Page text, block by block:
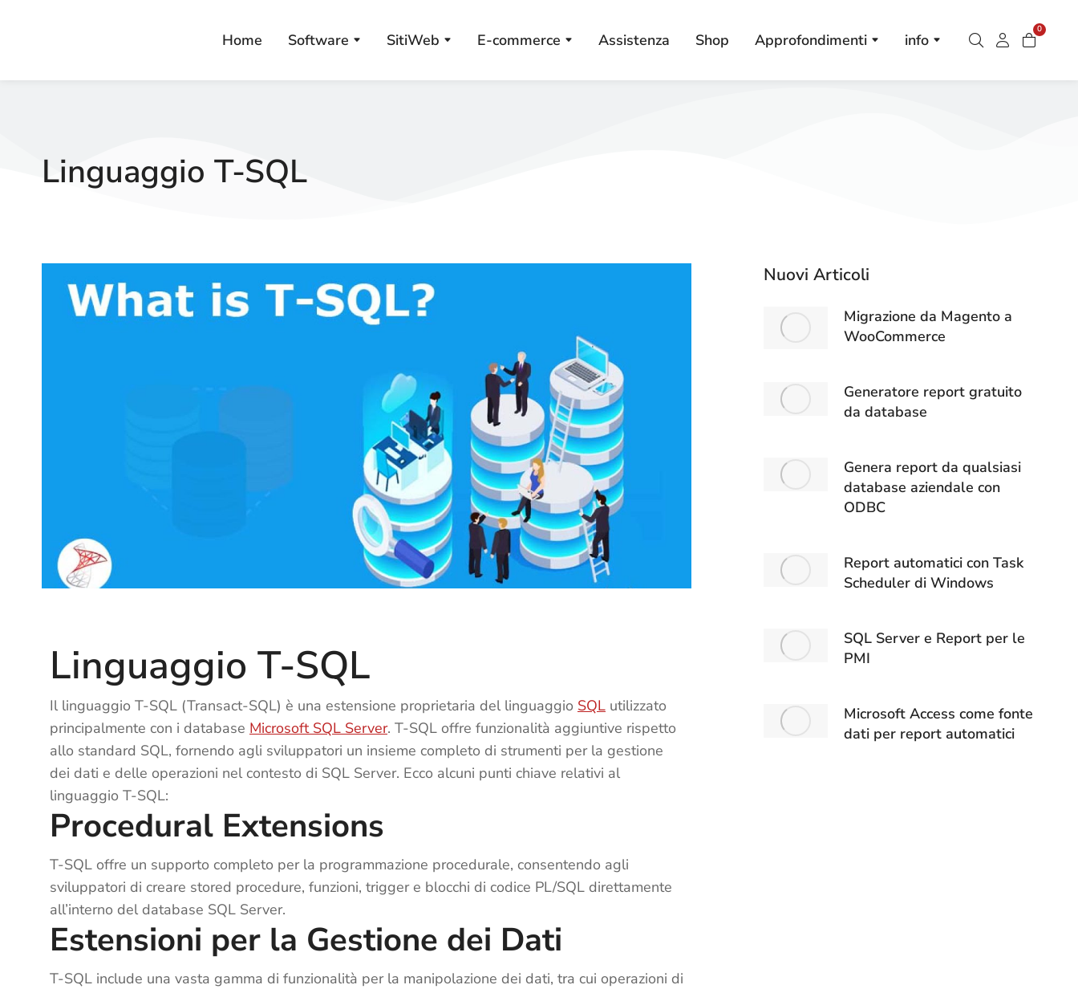
Home Software SitiWeb E-commerce Assistenza Shop Approfondimenti info
0
Linguaggio T-SQL
Linguaggio T-SQL
Il linguaggio T-SQL (Transact-SQL) è una estensione proprietaria del linguaggio SQL utilizzato
principalmente con i database Microsoft SQL Server. T-SQL offre funzionalità aggiuntive rispetto
allo standard SQL, fornendo agli sviluppatori un insieme completo di strumenti per la gestione
dei dati e delle operazioni nel contesto di SQL Server. Ecco alcuni punti chiave relativi al
linguaggio T-SQL:
Procedural Extensions
T-SQL offre un supporto completo per la programmazione procedurale, consentendo agli
sviluppatori di creare stored procedure, funzioni, trigger e blocchi di codice PL/SQL direttamente
all’interno del database SQL Server.
Estensioni per la Gestione dei Dati
T-SQL include una vasta gamma di funzionalità per la manipolazione dei dati, tra cui operazioni di
Nuovi Articoli
Migrazione da Magento a
WooCommerce
Generatore report gratuito
da database
Genera report da qualsiasi
database aziendale con
ODBC
Report automatici con Task
Scheduler di Windows
SQL Server e Report per le
PMI
Microsoft Access come fonte
dati per report automatici